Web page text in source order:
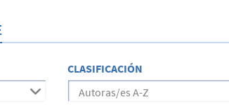
CLASIFICACIÓN
Autoras/es A-Z